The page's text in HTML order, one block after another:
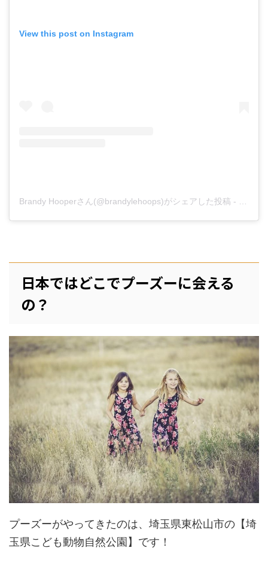
View this post on Instagram
Brandy Hooperさん(@brandylehoops)がシェアした投稿 - 2016
日本ではどこでプーズーに会える
の？
プーズーがやってきたのは、埼玉県東松山市の【埼
玉県こども動物自然公園】です！